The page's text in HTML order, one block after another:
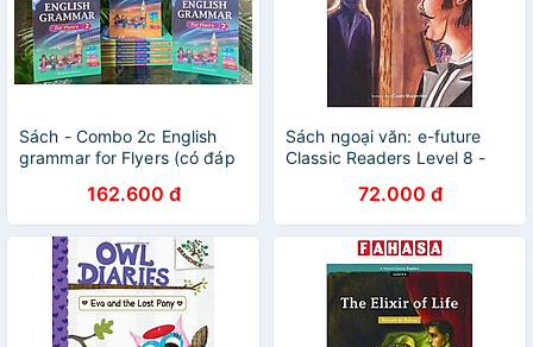
Sách - Combo 2c English
grammar for Flyers (có đáp
162.600 đ
Sách ngoại văn: e-future
Classic Readers Level 8 -
72.000 đ